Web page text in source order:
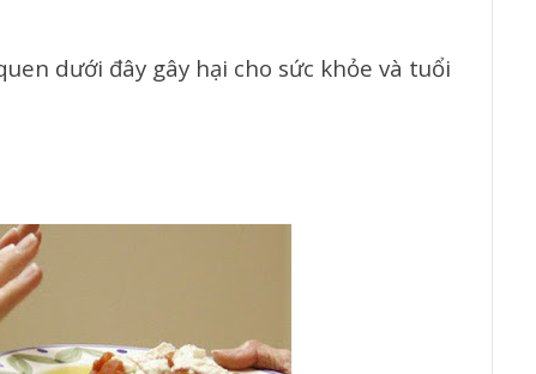
dưới đây gây hại cho sức khỏe và tuổi